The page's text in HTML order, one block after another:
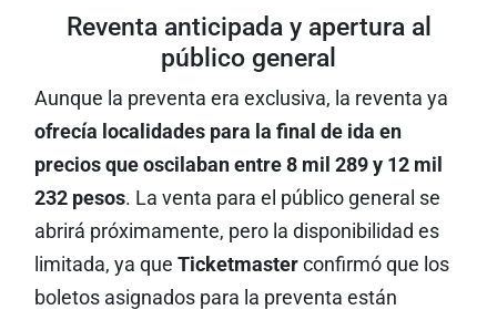
Reventa anticipada y apertura al
público general
Aunque la preventa era exclusiva, la reventa ya
ofrecía localidades para la final de ida en
precios que oscilaban entre 8 mil 289 y 12 mil
232 pesos. La venta para el público general se
abrirá próximamente, pero la disponibilidad es
limitada, ya que Ticketmasterconfirmó que los
boletos asignados para la preventa están